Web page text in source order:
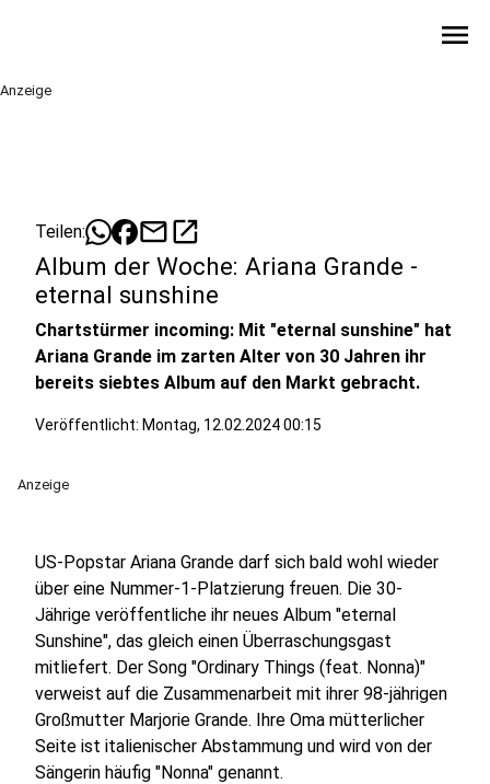
menu
Anzeige
Teilen: mailopen_in_new
Album der Woche: Ariana Grande -
eternal sunshine
Chartstürmer incoming: Mit "eternal sunshine" hat
Ariana Grande im zarten Alter von 30 Jahren ihr
bereits siebtes Album auf den Markt gebracht.
Veröffentlicht: Montag, 12.02.2024 00:15
Anzeige
US-Popstar Ariana Grande darf sich bald wohl wieder
über eine Nummer-1-Platzierung freuen. Die 30-
Jährige veröffentliche ihr neues Album "eternal
Sunshine", das gleich einen Überraschungsgast
mitliefert. Der Song "Ordinary Things (feat. Nonna)"
verweist auf die Zusammenarbeit mit ihrer 98-jährigen
Großmutter Marjorie Grande. Ihre Oma mütterlicher
Seite ist italienischer Abstammung und wird von der
Sängerin häufig "Nonna" genannt.